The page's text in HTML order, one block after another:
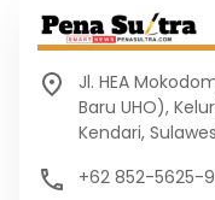
Jl. HEA
Baru UHO),
Kendari,
+62 852-5625-